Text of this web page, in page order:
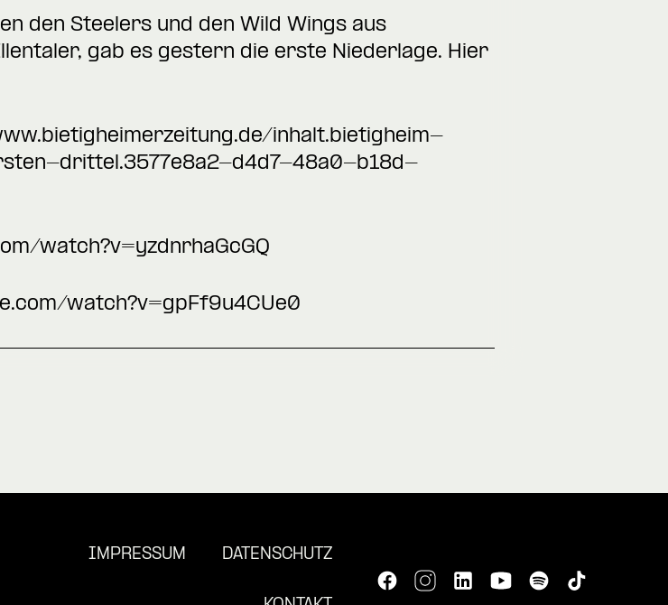
den Steelers und den Wild Wings aus
gab es gestern die erste Niederlage. Hier
inhalt.bietigheim-
drittel.3577e8a2-d4d7-48a0-b18d-
watch?v=yzdnrhaGcGQ
watch?v=gpFf9u4CUe0
IMPRESSUM DATENSCHUTZ